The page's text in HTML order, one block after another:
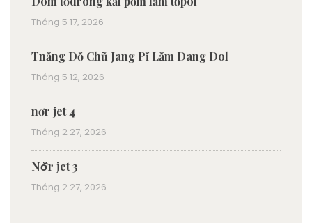
Tháng 5 17, 2026
Tnăng Dŏ Chũ Jang Pĭ Lăm Dang Dol
Tháng 5 12, 2026
nơr jet 4
Tháng 2 27, 2026
Nơ̆r jet 3
Tháng 2 27, 2026